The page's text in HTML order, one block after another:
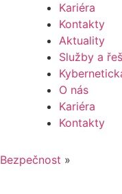
Kariéra
Kontakty
Aktuality
Služby a
O nás
Kariéra
Kontakty
Bezpečnost »